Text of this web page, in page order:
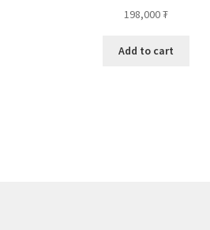
198,000₮
Add to cart